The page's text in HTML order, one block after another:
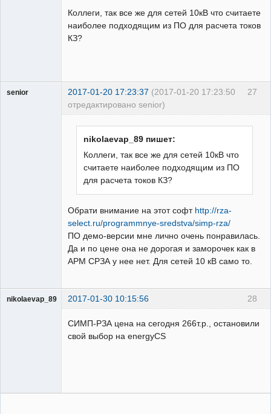
Коллеги, так все же для сетей 10кВ что считаете
наиболее подходящим из ПО для расчета токов
КЗ?
27
senior 2017-01-20 17:23:37 (2017-01-20 17:23:50
отредактировано senior)
nikolaevap_89 пишет:
Коллеги, так все же для сетей 10кВ что
считаете наиболее подходящим из ПО
для расчета токов КЗ?
Обрати внимание на этот софт http://rza-
select.ru/programmnye-sredstva/simp-rza/
ПО демо-версии мне лично очень понравилась.
Да и по цене она не дорогая и заморочек как в
АРМ СРЗА у нее нет. Для сетей 10 кВ само то.
28
nikolaevap_89 2017-01-30 10:15:56
СИМП-РЗА цена на сегодня 266т.р., остановили
свой выбор на energyCS